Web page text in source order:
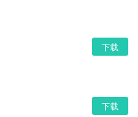
下载
下载